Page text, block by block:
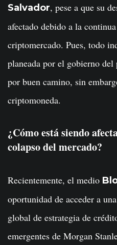
Salvador, pese a que su
afectado debido a la
criptomercado. Pues, todo
planeada por el gobierno
por buen camino, sin
criptomoneda.
¿Cómo está siendo
colapso del mercado?
Recientemente, el medio
oportunidad de acceder a
global de estrategia de
emergentes de Morgan